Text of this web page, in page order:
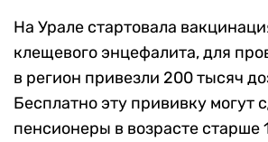
На Урале стартовала
клещевого энцефалита, для
в регион привезли 200 тысяч
Бесплатно эту прививку могут
пенсионеры в возрасте старше